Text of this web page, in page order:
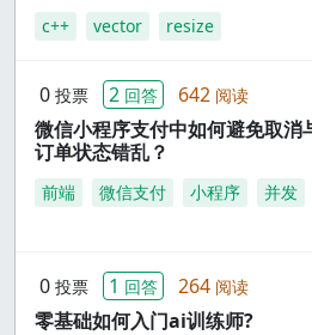
c++ vector resize
0 投票 2 回答 642 阅读
微信小程序支付中如何避免取消
订单状态错乱？
前端 微信支付 小程序 并发
0 投票 1 回答 264 阅读
零基础如何入门ai训练师?